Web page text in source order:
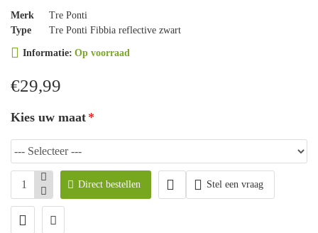
Merk
Tre Ponti
Type
Tre Ponti Fibbia reflective zwart
Informatie: Op voorraad
€29,99
Kies uw maat
Direct bestellen Stel een vraag